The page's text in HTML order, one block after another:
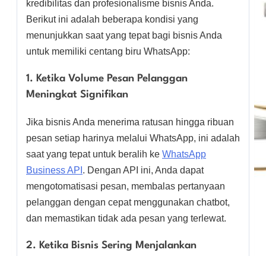
kredibilitas dan profesionalisme bisnis Anda.
Berikut ini adalah beberapa kondisi yang
menunjukkan saat yang tepat bagi bisnis Anda
untuk memiliki centang biru WhatsApp:
1. Ketika Volume Pesan Pelanggan
Meningkat Signifikan
Jika bisnis Anda menerima ratusan hingga ribuan
pesan setiap harinya melalui WhatsApp, ini adalah
saat yang tepat untuk beralih ke WhatsApp
Business API . Dengan API ini, Anda dapat
mengotomatisasi pesan, membalas pertanyaan
pelanggan dengan cepat menggunakan chatbot,
dan memastikan tidak ada pesan yang terlewat.
2. Ketika Bisnis Sering Menjalankan